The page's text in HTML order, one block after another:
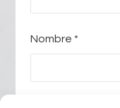
Nombre *